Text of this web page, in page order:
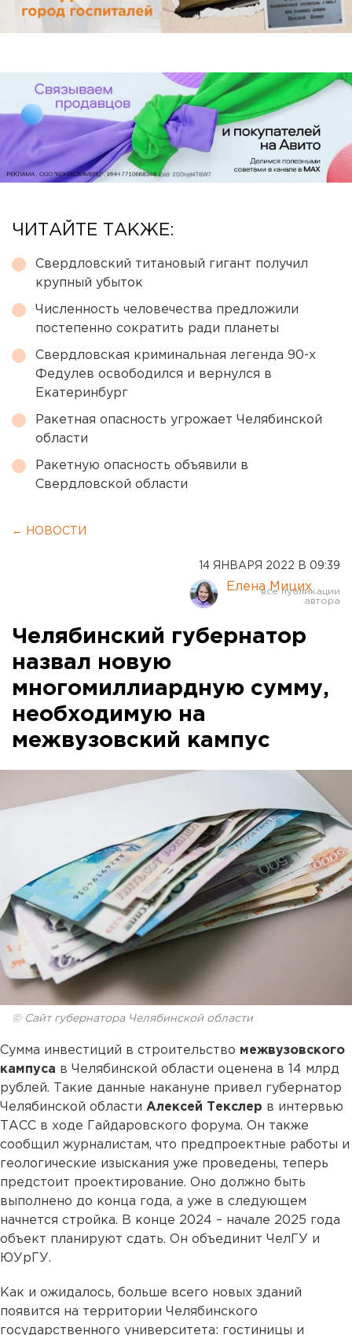
ЧИТАЙТЕ ТАКЖЕ:
Свердловский титановый гигант получил
крупный убыток
Численность человечества предложили
постепенно сократить ради планеты
Свердловская криминальная легенда 90-х
Федулев освободился и вернулся в
Екатеринбург
Ракетная опасность угрожает Челябинской
области
Ракетную опасность объявили в
Свердловской области
← НОВОСТИ
14 ЯНВАРЯ 2022 В 09:39
Елена Мицих
Челябинский губернатор
назвал новую
многомиллиардную сумму,
необходимую на
межвузовский кампус
© Сайт губернатора Челябинской области
Сумма инвестиций в строительство межвузовского
кампуса в Челябинской области оценена в 14 млрд
рублей. Такие данные накануне привел губернатор
Челябинской области Алексей Текслер в интервью
ТАСС в ходе Гайдаровского форума. Он также
сообщил журналистам, что предпроектные работы и
геологические изыскания уже проведены, теперь
предстоит проектирование. Оно должно быть
выполнено до конца года, а уже в следующем
начнется стройка. В конце 2024 – начале 2025 года
объект планируют сдать. Он объединит ЧелГУ и
ЮУрГУ.
Как и ожидалось, больше всего новых зданий
появится на территории Челябинского
государственного университета: гостиницы и